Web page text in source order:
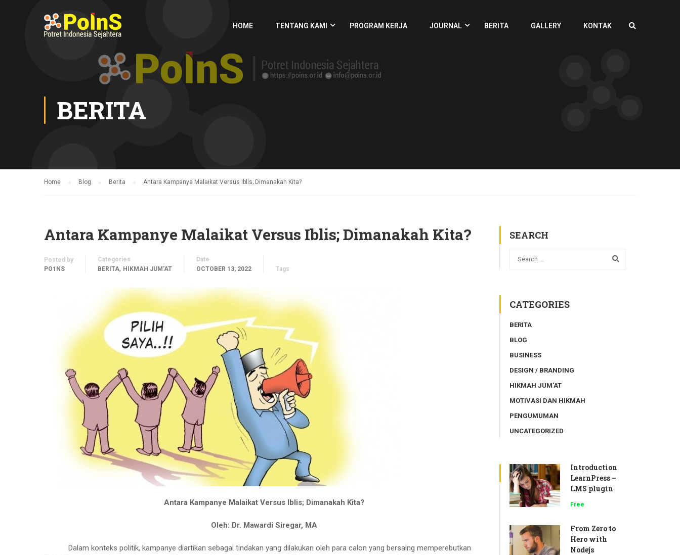
HOME TENTANG KAMI PROGRAM KERJA JOURNAL BERITA GALLERY KONTAK
BERITA
Home Blog Berita Antara Kampanye Malaikat Versus Iblis; Dimanakah Kita?
Antara Kampanye Malaikat Versus Iblis; Dimanakah Kita?
Posted by
PO1NS
Categories
BERITA, HIKMAH JUM'AT
Date
OCTOBER 13, 2022
Tags
Antara Kampanye Malaikat Versus Iblis; Dimanakah Kita?
Oleh: Dr. Mawardi Siregar, MA
Dalam konteks politik, kampanye diartikan sebagai tindakan yang dilakukan oleh para calon yang bersaing memperebutkan
SEARCH
CATEGORIES
BERITA
BLOG
BUSINESS
DESIGN / BRANDING
HIKMAH JUM'AT
MOTIVASI DAN HIKMAH
PENGUMUMAN
UNCATEGORIZED
Introduction
LearnPress –
LMS plugin
Free
From Zero to
Hero with
Nodejs